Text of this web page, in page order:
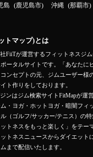
島
鹿児島市 沖縄 那覇市
トマップ)とは
FiiTが運営するフィットネスジ
ータルサイトです。「あなたに
ンセプトの元、ジムユーザー様
ト作りをしております。
ンはジム検索サイトFitMapが運
・ヨガ・ホットヨガ・暗闇フィ
（ゴルフ/サッカー/テニス）の特
トネスをもっと楽しく」をテー
トネスニュースからダイエット
まで配信いたします。